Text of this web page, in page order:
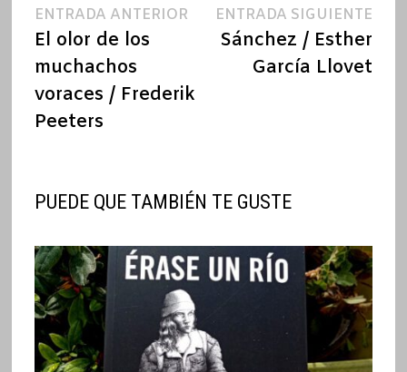
Navegación
de
entradas
ENTRADA ANTERIOREntrada
anterior:
El olor de los
muchachos
voraces / Frederik
Peeters
ENTRADA SIGUIENTE
Sánchez / Esther
García Llovet
PUEDE QUE TAMBIÉN TE GUSTE